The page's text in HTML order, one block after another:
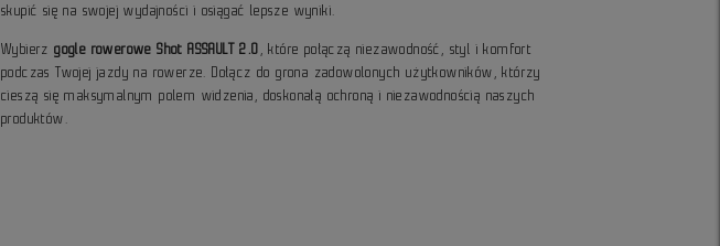
skupić się na swojej wydajności i osiągać lepsze wyniki.
Wybierzgogle rowerowe Shot ASSAULT 2.0
, które połączą niezawodność, styl i komfort
podczas Twojej jazdy na rowerze. Dołącz do grona zadowolonych użytkowników, którzy
cieszą się maksymalnym polem widzenia, doskonałą ochroną i niezawodnością naszych
produktów.